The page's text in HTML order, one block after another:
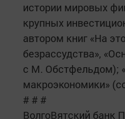
истории мировых
крупных
автором книг «На
безрассудства»,
с М. Обстфельдом);
макроэкономики»
# # #
Волго­Вятский банк